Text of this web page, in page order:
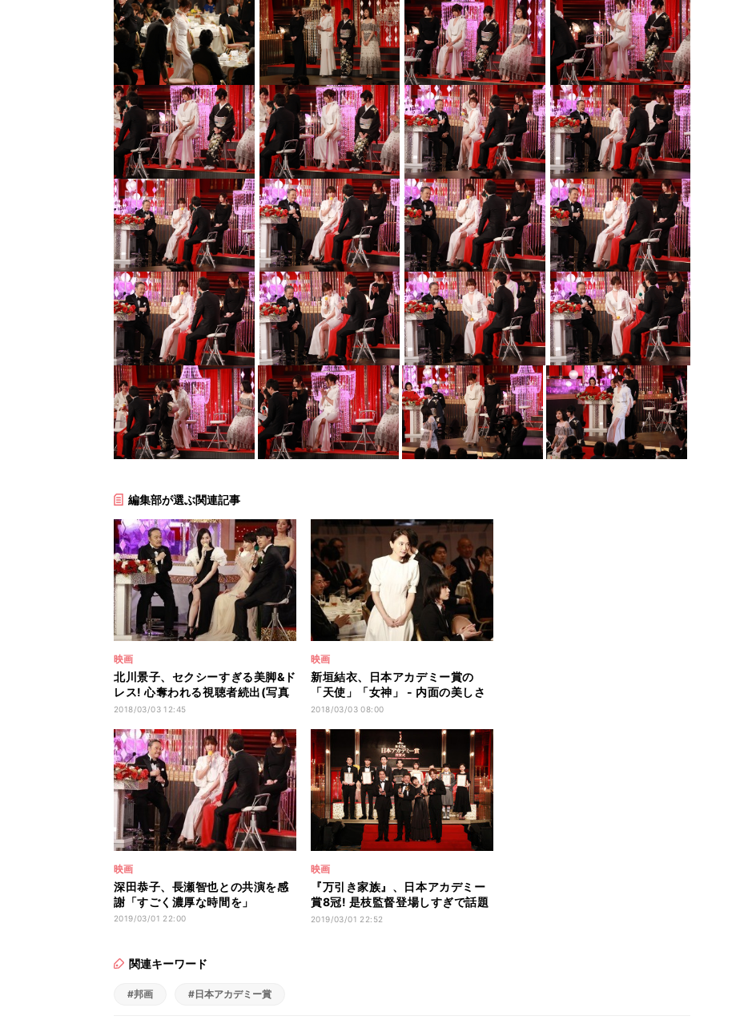
編集部が選ぶ関連記事
映画
北川景子、セクシーすぎる美脚&ド
レス! 心奪われる視聴者続出(写真
13枚)
2018/03/03 12:45
映画
新垣結衣、日本アカデミー賞の
「天使」「女神」 - 内面の美しさ
も話題に
2018/03/03 08:00
映画
深田恭子、長瀬智也との共演を感
謝「すごく濃厚な時間を」
2019/03/01 22:00
映画
『万引き家族』、日本アカデミー
賞8冠! 是枝監督登場しすぎで話題
に
2019/03/01 22:52
関連キーワード
#邦画 #日本アカデミー賞